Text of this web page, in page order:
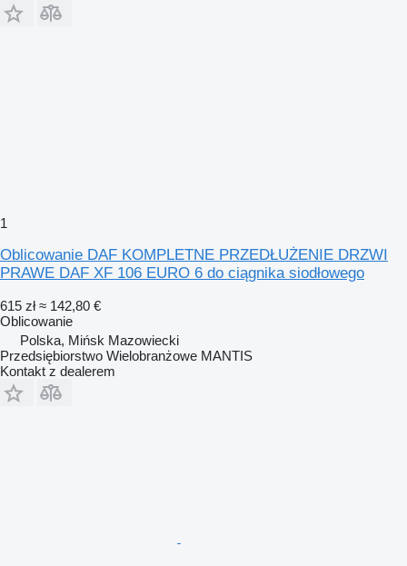
1
Oblicowanie DAF KOMPLETNE PRZEDŁUŻENIE DRZWI
PRAWE DAF XF 106 EURO 6 do ciągnika siodłowego
615 zł ≈ 142,80 €
Oblicowanie
Polska, Mińsk Mazowiecki
Przedsiębiorstwo Wielobranżowe MANTIS
Kontakt z dealerem